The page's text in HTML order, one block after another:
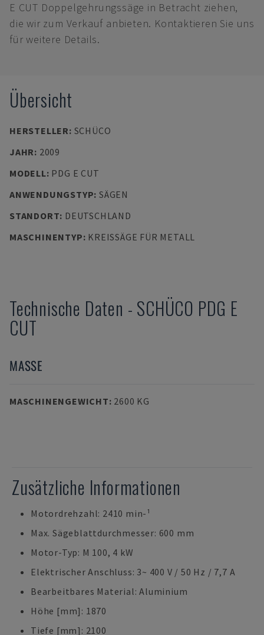
E CUT Doppelgehrungssäge in Betracht ziehen,
die wir zum Verkauf anbieten. Kontaktieren Sie uns
für weitere Details.
Übersicht
HERSTELLER: SCHÜCO
JAHR: 2009
MODELL: PDG E CUT
ANWENDUNGSTYP: SÄGEN
STANDORT: DEUTSCHLAND
MASCHINENTYP: KREISSÄGE FÜR METALL
Technische Daten - SCHÜCO PDG E
CUT
MASSE
MASCHINENGEWICHT: 2600 KG
Zusätzliche Informationen
Motordrehzahl: 2410 min-¹
Max. Sägeblattdurchmesser: 600 mm
Motor-Typ: M 100, 4 kW
Elektrischer Anschluss: 3~ 400 V / 50 Hz / 7,7 A
Bearbeitbares Material: Aluminium
Höhe [mm]: 1870
Tiefe [mm]: 2100